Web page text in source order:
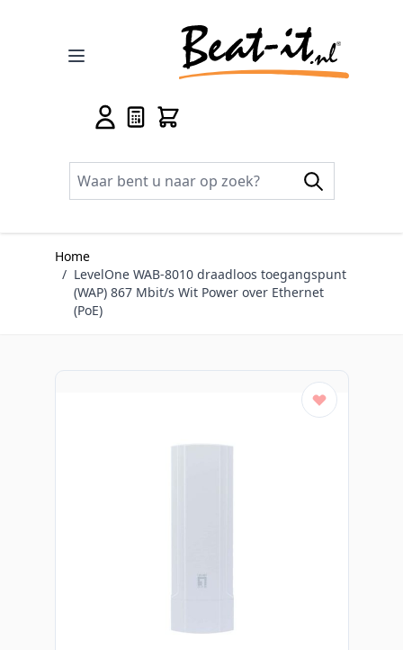
Home
/ LevelOne WAB-8010 draadloos toegangspunt
(WAP) 867 Mbit/s Wit Power over Ethernet
(PoE)